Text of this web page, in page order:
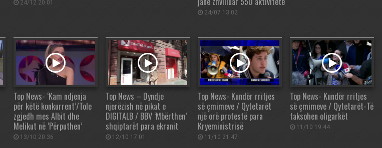
24/12 20:01
24/07 13:02
Top News- ‘Kam ndjenja
për këtë konkurrent’/Tole
zgjedh mes Albit dhe
Melikut në ‘Përputhen’
13/10 20:36
Top News – Dyndje
njerëzish në pikat e
DIGITALB / BBV ‘Mbërthen’
shqiptarët para ekranit
12/10 17:01
Top News- Kundër rritjes
së çmimeve / Qytetarët
një orë protestë para
Kryeministrisë
11/10 21:47
Top News- Kundër rritjes
së çmimeve / Qytetarët-Të
taksohen oligarkët
11/10 19:44